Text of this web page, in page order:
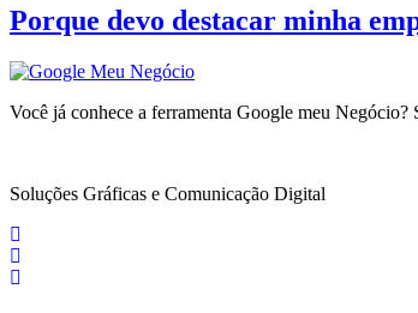
Porque devo destacar minha
Você já conhece a ferramenta Google meu Negócio?
Soluções Gráficas e Comunicação Digital